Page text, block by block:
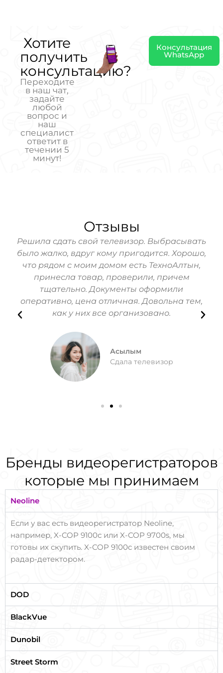
Хотите
получить
консультацию?
Переходите
в наш чат,
задайте
любой
вопрос и
наш
специалист
ответит в
течении 5
минут!
Консультация
WhatsApp
Отзывы
Решила сдать свой телевизор. Выбрасывать
было жалко, вдруг кому пригодится. Хорошо,
что рядом с моим домом есть ТехноАлтын,
принесла товар, проверили, причем
тщательно. Документы оформили
оперативно, цена отличная. Довольна тем,
как у них все организовано.
Асылым
Сдала телевизор
Бренды видеорегистраторов
которые мы принимаем
Neoline
Если у вас есть видеорегистратор Neoline,
например, X-COP 9100с или X-COP 9700s, мы
готовы их скупить. X-COP 9100с известен своим
радар-детектором.
DOD
BlackVue
Dunobil
Street Storm